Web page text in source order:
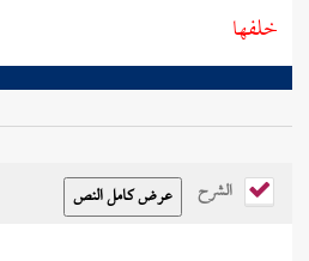
خلفها
الشرح